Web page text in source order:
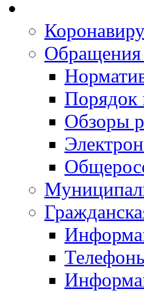
Обращения
Порядок
Обзоры